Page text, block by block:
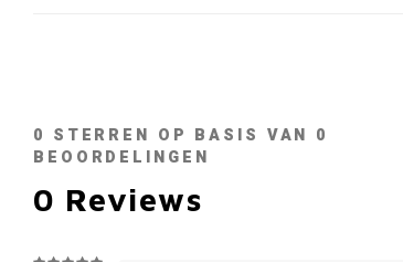
0 STERREN OP BASIS VAN 0
BEOORDELINGEN
0 Reviews